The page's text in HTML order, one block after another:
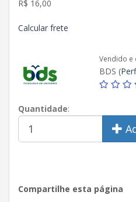
R$ 16,00
Calcular frete
Vendido e
BDS (
Quantidade:
Compartilhe esta página